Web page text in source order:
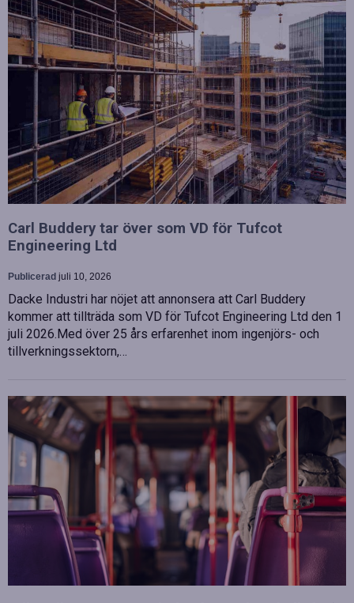
Carl Buddery tar över som VD för Tufcot
Engineering Ltd
Publicerad juli 10, 2026
Dacke Industri har nöjet att annonsera att Carl Buddery
kommer att tillträda som VD för Tufcot Engineering Ltd den 1
juli 2026.Med över 25 års erfarenhet inom ingenjörs- och
tillverkningssektorn,…